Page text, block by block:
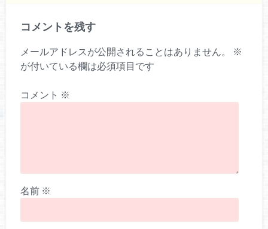
コメントを残す
メールアドレスが公開されることはありません。
※
が付いている欄は必須項目です
コメント ※
名前 ※